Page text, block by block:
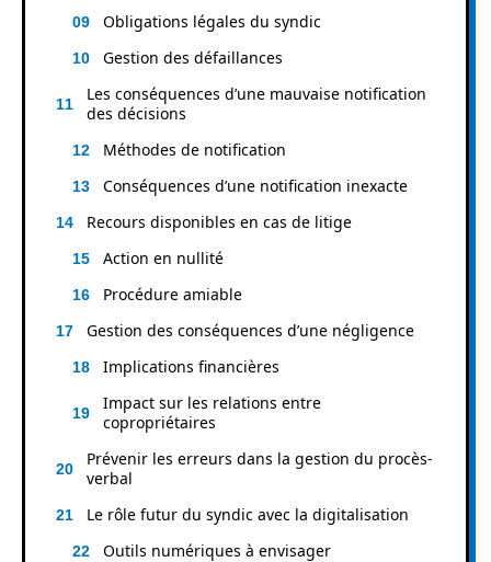
Obligations légales du syndic
Gestion des défaillances
Les conséquences d’une mauvaise notification
des décisions
Méthodes de notification
Conséquences d’une notification inexacte
Recours disponibles en cas de litige
Action en nullité
Procédure amiable
Gestion des conséquences d’une négligence
Implications financières
Impact sur les relations entre
copropriétaires
Prévenir les erreurs dans la gestion du procès-
verbal
Le rôle futur du syndic avec la digitalisation
Outils numériques à envisager